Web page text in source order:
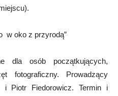
w oko z przyrodą”
dla osób początkujących,
fotograficzny. Prowadzący
i Piotr Fiedorowicz. Termin i